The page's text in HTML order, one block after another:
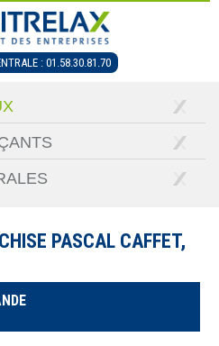
: 01.58.30.81.70
PASCAL CAFFET,